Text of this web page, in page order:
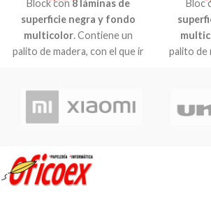
Block con 8 láminas de
superficie negra y fondo
multicolor. Contiene un
palito de madera, con el que ir
Bloc
palito de